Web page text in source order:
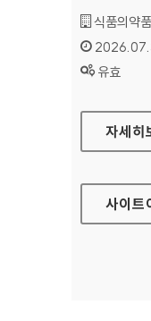
기관명 :
식품의약
인증기간 :
상태 :
유효
식품안
자세히
사이트